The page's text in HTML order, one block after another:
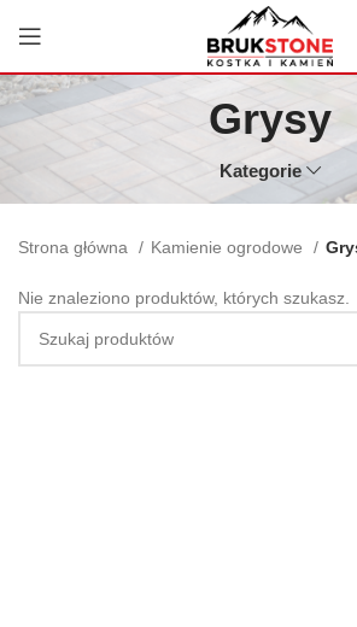
Grysy
Kategorie
Strona główna Kamienie ogrodowe
Nie znaleziono produktów, których szukasz.